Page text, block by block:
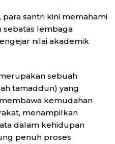
santri kini memahami
sebatas lembaga
nilai akademik
sebuah
tamaddun) yang
kemudahan
menampilkan
dalam kehidupan
penuh proses